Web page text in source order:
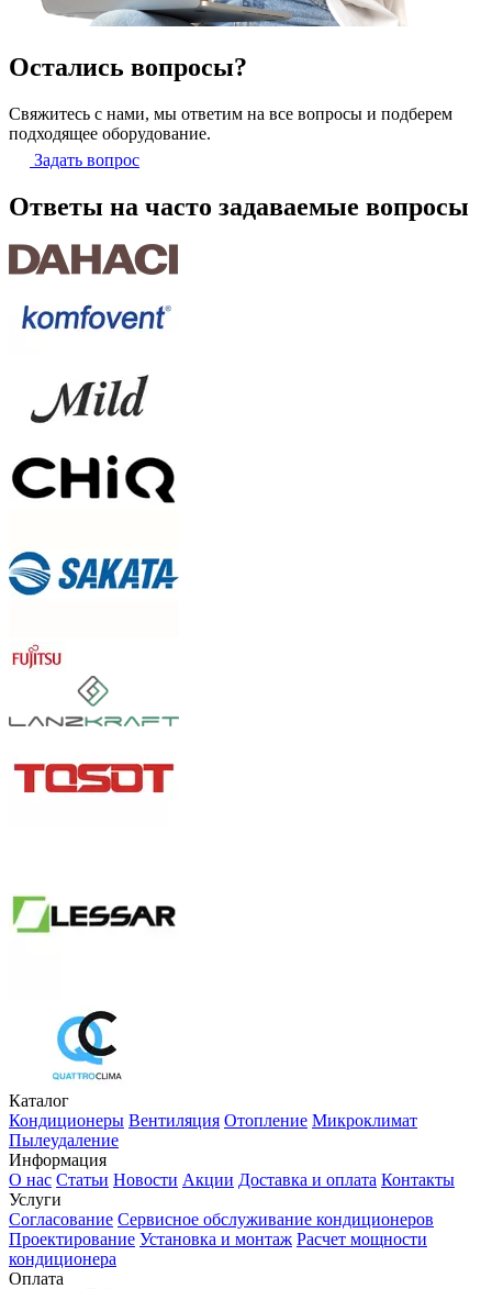
Остались вопросы?
Свяжитесь с нами, мы ответим на все вопросы и подберем
подходящее оборудование.
Задать вопрос
Ответы на часто задаваемые вопросы
Каталог
Кондиционеры Вентиляция Отопление Микроклимат
Пылеудаление
Информация
О нас Статьи Новости Акции Доставка и оплата Контакты
Услуги
Согласование Сервисное обслуживание кондиционеров
Проектирование Установка и монтаж Расчет мощности
кондиционера
Оплата